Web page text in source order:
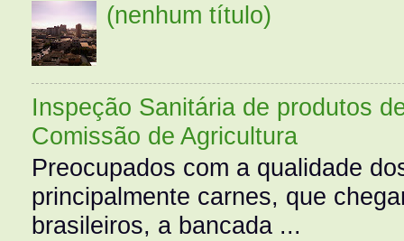
(nenhum título)
Inspeção Sanitária de produtos
Comissão de Agricultura
Preocupados com a qualidade
principalmente carnes, que
brasileiros, a bancada ...